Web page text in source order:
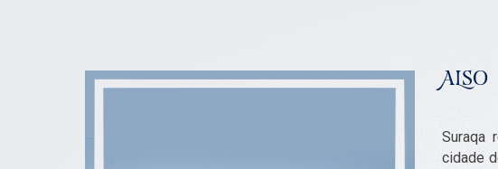
ALSO
Suraqa
cidade